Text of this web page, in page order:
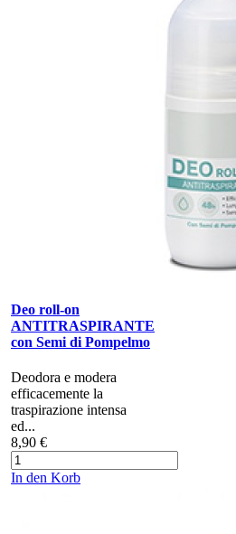
Deo roll-on
ANTITRASPIRANTE
con Semi di Pompelmo
Deodora e modera
efficacemente la
traspirazione intensa
ed...
8,90 €
In den Korb